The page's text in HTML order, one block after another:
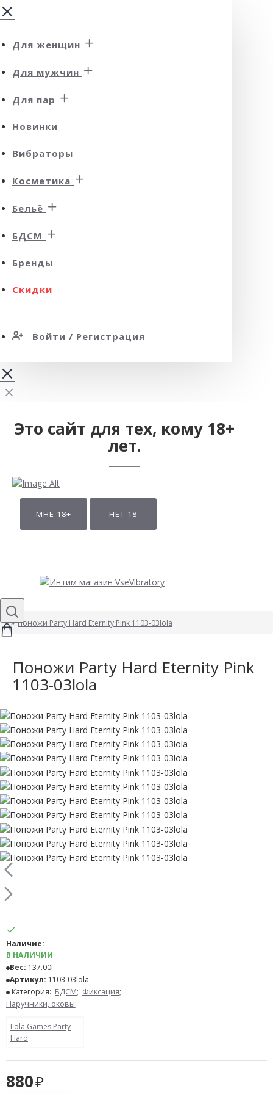
Для женщин
Для мужчин
Для пар
Новинки
Вибраторы
Косметика
Бельё
БДСМ
Бренды
Скидки
Войти / Регистрация
Это сайт для тех, кому 18+
лет.
МНЕ 18+ НЕТ 18
Поножи Party Hard Eternity Pink 1103-03lola
Поножи Party Hard Eternity Pink
1103-03lola
880
Наличие:
В НАЛИЧИИ
Вес: 137.00г
Артикул: 1103-03lola
Категория: БДСМ; Фиксация;
Наручники, оковы;
Lola Games Party
Hard